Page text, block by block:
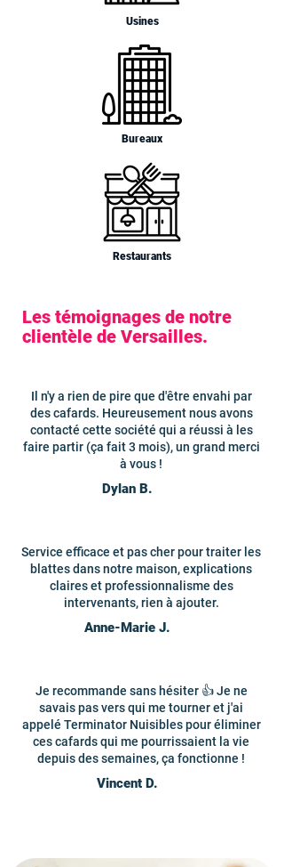
Usines
Bureaux
Restaurants
Les témoignages de notre
clientèle de Versailles.
Il n'y a rien de pire que d'être envahi par
des cafards. Heureusement nous avons
contacté cette société qui a réussi à les
faire partir (ça fait 3 mois), un grand merci
à vous !
Dylan B.
Service efficace et pas cher pour traiter les
blattes dans notre maison, explications
claires et professionnalisme des
intervenants, rien à ajouter.
Anne-Marie J.
Je recommande sans hésiter 👍 Je ne
savais pas vers qui me tourner et j'ai
appelé Terminator Nuisibles pour éliminer
ces cafards qui me pourrissaient la vie
depuis des semaines, ça fonctionne !
Vincent D.